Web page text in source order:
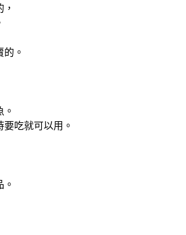
的。
吃就可以用。